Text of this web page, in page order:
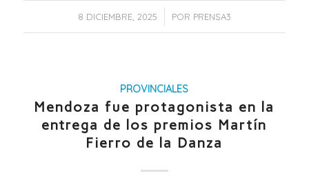
8 DICIEMBRE, 2025
/ POR PRENSA3
PROVINCIALES
Mendoza fue protagonista en la
entrega de los premios Martín
Fierro de la Danza